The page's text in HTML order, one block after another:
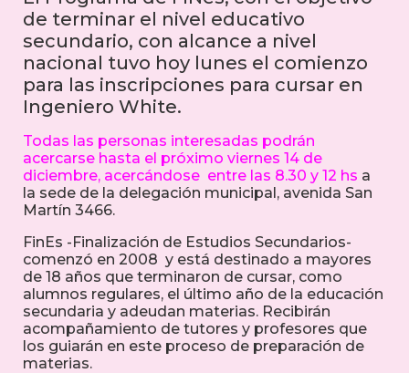
de terminar el nivel educativo
secundario, con alcance a nivel
nacional tuvo hoy lunes el comienzo
para las inscripciones para cursar en
Ingeniero White.
Todas las personas interesadas podrán
acercarse hasta el próximo viernes 14 de
diciembre, acercándose entre las 8.30 y 12 hs a
la sede de la delegación municipal, avenida San
Martín 3466.
FinEs -Finalización de Estudios Secundarios-
comenzó en 2008 y está destinado a mayores
de 18 años que terminaron de cursar, como
alumnos regulares, el último año de la educación
secundaria y adeudan materias. Recibirán
acompañamiento de tutores y profesores que
los guiarán en este proceso de preparación de
materias.